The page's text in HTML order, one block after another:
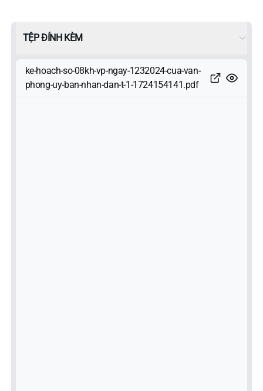
TỆP ĐÍNH KÈM
ke-hoach-so-08kh-vp-ngay-1232024-cua-van-
phong-uy-ban-nhan-dan-t-1-1724154141.pdf